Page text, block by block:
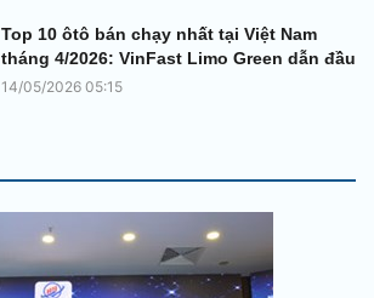
Top 10 ôtô bán chạy nhất tại Việt Nam
tháng 4/2026: VinFast Limo Green dẫn đầu
14/05/2026 05:15